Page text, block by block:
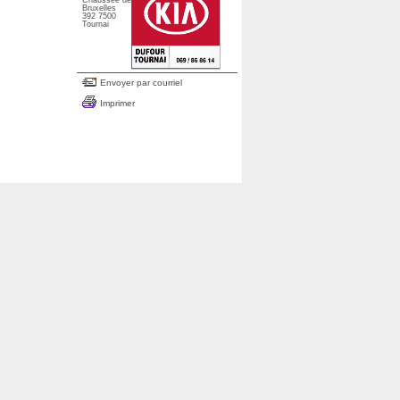
Bruxelles
392 7500
Tournai
Envoyer par courriel
Imprimer